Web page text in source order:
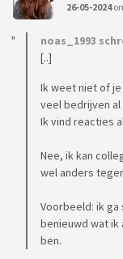
26-05-2024
noas_1993
[..]
Ik weet niet of
veel bedrijven
Ik vind reacties
Nee, ik kan
wel anders
Voorbeeld: ik
benieuwd wat ik
ben.